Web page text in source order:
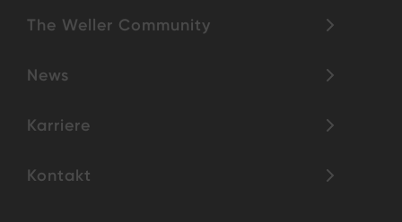
The Weller Community
News
Karriere
Kontakt